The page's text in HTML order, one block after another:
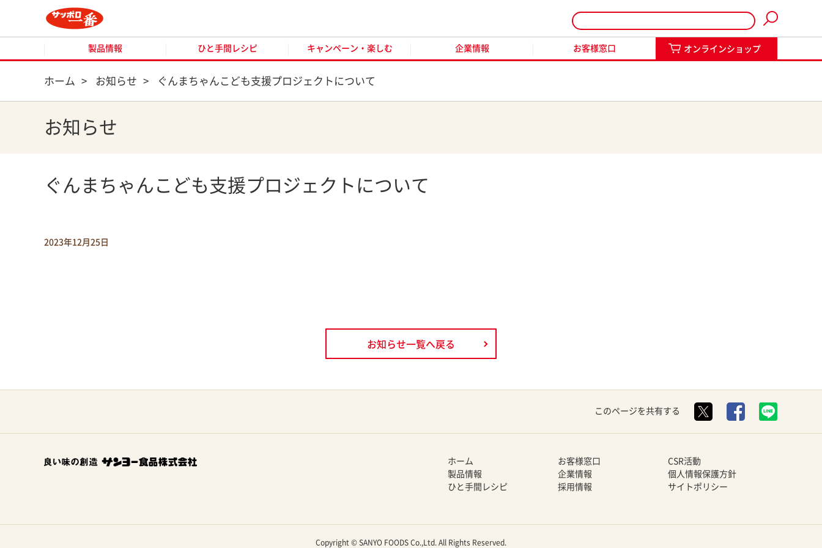
製品情報 ひと手間レシピ キャンペーン・楽しむ 企業情報 お客様窓口 オンラインショップ
オンラインショップ
ホーム > お知らせ > ぐんまちゃんこども支援プロジェクトについて
お知らせ
ぐんまちゃんこども支援プロジェクトについて
2023年12月25日
お知らせ一覧へ戻る
このページを共有する
ホーム
製品情報
ひと手間レシピ
お客様窓口
企業情報
採用情報
CSR活動
個人情報保護方針
サイトポリシー
Copyright © SANYO FOODS Co.,Ltd. All Rights Reserved.